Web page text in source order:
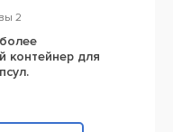
2
контейнер для